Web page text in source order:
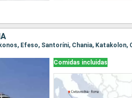
Efeso, Santoríni, Chania, Katakolon,
Comidas incluidas